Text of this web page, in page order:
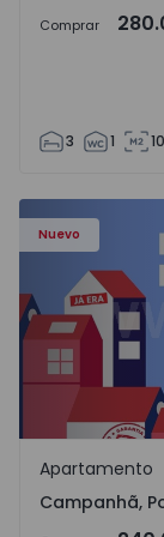
Comprar
3 1
Nuevo
Apartamento
Campanhã,
Apartamento
Campanhã,